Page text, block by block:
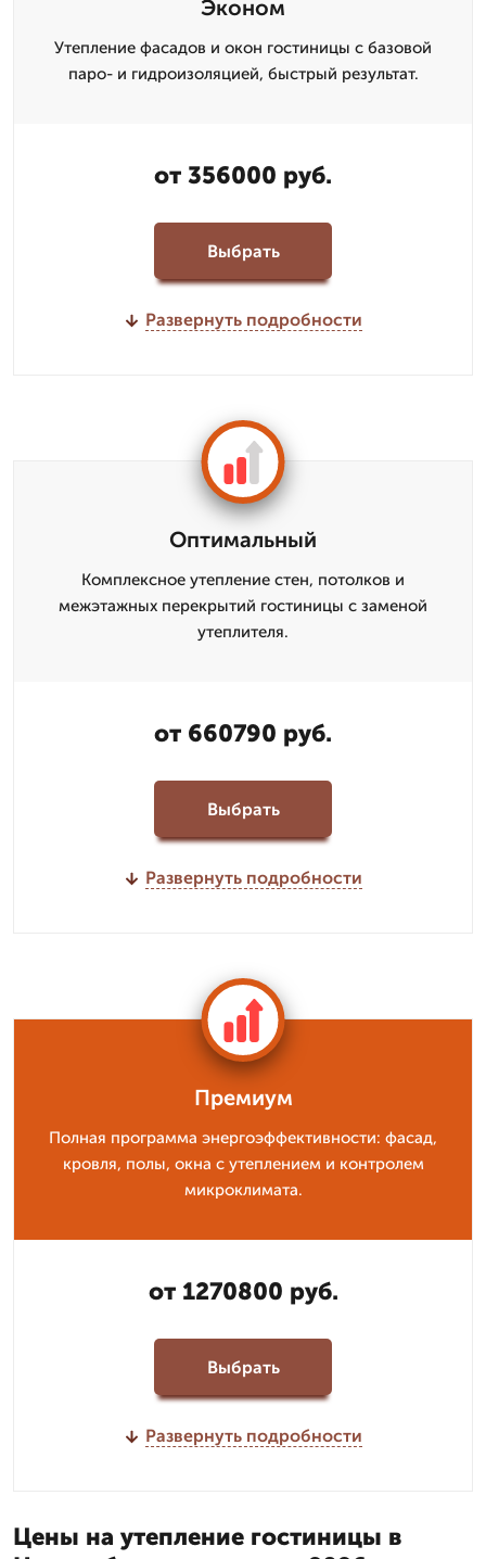
Эконом
Утепление фасадов и окон гостиницы с базовой
паро- и гидроизоляцией, быстрый результат.
от 356000 руб.
Выбрать
Развернуть подробности
Оптимальный
Комплексное утепление стен, потолков и
межэтажных перекрытий гостиницы с заменой
утеплителя.
от 660790 руб.
Выбрать
Развернуть подробности
Премиум
Полная программа энергоэффективности: фасад,
кровля, полы, окна с утеплением и контролем
микроклимата.
от 1270800 руб.
Выбрать
Развернуть подробности
Цены на утепление гостиницы в